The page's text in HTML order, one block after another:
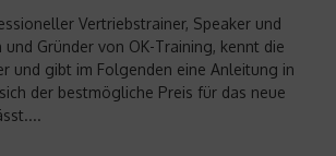
Vertriebstrainer, Speaker und
und Gründer von OK-Training, kennt die
und gibt im Folgenden eine Anleitung in
der bestmögliche Preis für das neue